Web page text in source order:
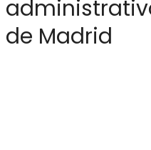
de Madrid